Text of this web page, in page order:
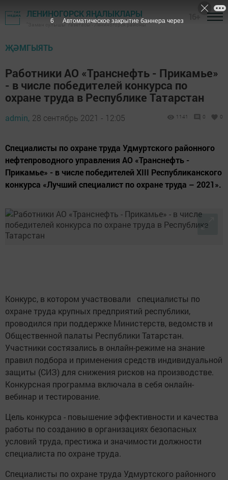
ЛЕНИНОГОРСК ЯҢАЛЫКЛАРЫ
"Заман сулышы" газетасы - Лениногорск районы
ҖӘМГЫЯТЬ
Работники АО «Транснефть - Прикамье»
- в числе победителей конкурса по
охране труда в Республике Татарстан
admin, 28 сентябрь 2021 - 12:05 1141 0 0
Специалисты по охране труда Удмуртского районного
нефтепроводного управления АО «Транснефть -
Прикамье» - в числе победителей XIII Республиканского
конкурса «Лучший специалист по охране труда – 2021».
Конкурс, в котором участвовали специалисты по
охране труда крупных предприятий республики,
проводился при поддержке Министерств, ведомств и
Общественной палаты Республики Татарстан.
Участники состязались в онлайн-режиме на знание
правил подбора и применения средств индивидуальной
защиты (СИЗ) для снижения рисков на производстве.
Конкурсная программа включала в себя онлайн-
вебинар и тестирование.
Цель конкурса - повышение эффективности и качества
работы по созданию в организациях безопасных
условий труда, престижа и значимости должности
специалиста по охране труда.
Специалисты по охране труда Удмуртского районного
5 Автоматическое закрытие баннера через